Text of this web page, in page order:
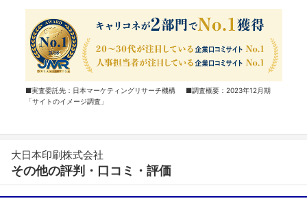
■実査委託先：日本マーケティングリサーチ機構 ■調査概要：2023年12月期
「サイトのイメージ調査」
大日本印刷株式会社
その他の評判・口コミ・評価